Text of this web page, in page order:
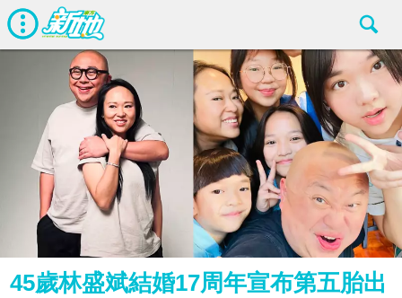
45歲林盛斌結婚17周年宣布第五胎出